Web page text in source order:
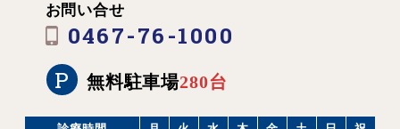
お問い合せ
0467-76-1000
P
無料駐車場280台